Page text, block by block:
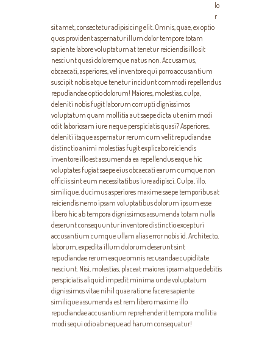
lo
r
sit amet, consectetur adipisicing elit. Omnis, quae, ex optio
quos provident aspernatur illum dolor tempore totam
sapiente labore voluptatum at tenetur reiciendis illo sit
nesciunt quasi doloremque natus non. Accusamus,
obcaecati, asperiores, vel inventore qui porro accusantium
suscipit nobis atque tenetur incidunt commodi repellendus
repudiandae optio dolorum! Maiores, molestias, culpa,
deleniti nobis fugit laborum corrupti dignissimos
voluptatum quam mollitia aut saepe dicta ut enim modi
odit laboriosam iure neque perspiciatis quasi? Asperiores,
deleniti itaque aspernatur rerum cum velit repudiandae
distinctio animi molestias fugit explicabo reiciendis
inventore illo est assumenda ea repellendus eaque hic
voluptates fugiat saepe eius obcaecati earum cumque non
officiis sint eum necessitatibus iure adipisci. Culpa, illo,
similique, ducimus asperiores maxime saepe temporibus at
reiciendis nemo ipsam voluptatibus dolorum ipsum esse
libero hic ab tempora dignissimos assumenda totam nulla
deserunt consequuntur inventore distinctio excepturi
accusantium cumque ullam alias error nobis id. Architecto,
laborum, expedita illum dolorum deserunt sint
repudiandae rerum eaque omnis recusandae cupiditate
nesciunt. Nisi, molestias, placeat maiores ipsam atque debitis
perspiciatis aliquid impedit minima unde voluptatum
dignissimos vitae nihil quae ratione facere sapiente
similique assumenda est rem libero maxime illo
repudiandae accusantium reprehenderit tempora mollitia
modi sequi odio ab neque ad harum consequatur!